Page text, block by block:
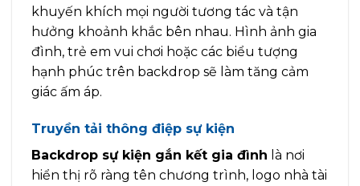
khuyến khích mọi người tương tác và tận
hưởng khoảnh khắc bên nhau. Hình ảnh gia
đình, trẻ em vui chơi hoặc các biểu tượng
hạnh phúc trên backdrop sẽ làm tăng cảm
giác ấm áp.
Truyền tải thông điệp sự kiện
Backdrop sự kiện gắn kết gia đình là nơi
hiển thị rõ ràng tên chương trình, logo nhà tài